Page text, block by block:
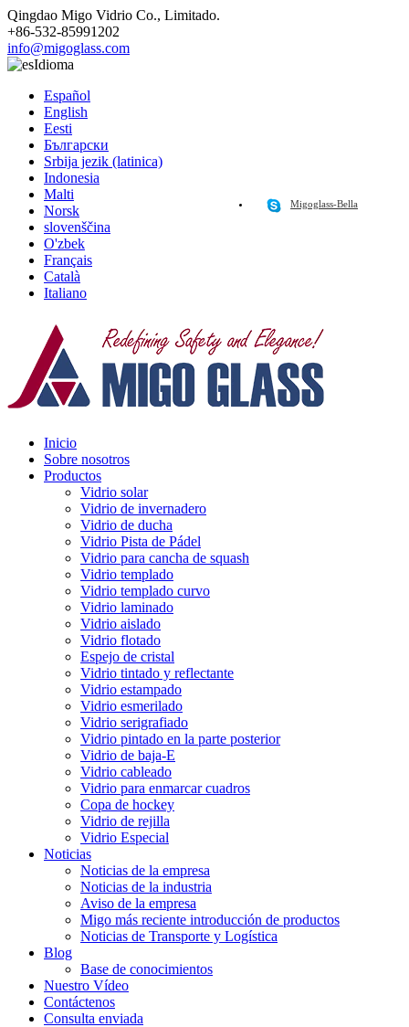
Qingdao Migo Vidrio Co., Limitado.
+86-532-85991202
info@migoglass.com
Idioma
Español
English
Eesti
Български
Srbija jezik (latinica)
Indonesia
Malti
Norsk
slovenščina
O'zbek
Français
Català
Italiano
Inicio
Sobre nosotros
Productos
Vidrio solar
Vidrio de invernadero
Vidrio de ducha
Vidrio Pista de Pádel
Vidrio para cancha de squash
Vidrio templado
Vidrio templado curvo
Vidrio laminado
Vidrio aislado
Vidrio flotado
Espejo de cristal
Vidrio tintado y reflectante
Vidrio estampado
Vidrio esmerilado
Vidrio serigrafiado
Vidrio pintado en la parte posterior
Vidrio de baja-E
Vidrio cableado
Vidrio para enmarcar cuadros
Copa de hockey
Vidrio de rejilla
Vidrio Especial
Noticias
Noticias de la empresa
Noticias de la industria
Aviso de la empresa
Migo más reciente introducción de productos
Noticias de Transporte y Logística
Blog
Base de conocimientos
Nuestro Vídeo
Contáctenos
Consulta enviada
Migoglass-Bella